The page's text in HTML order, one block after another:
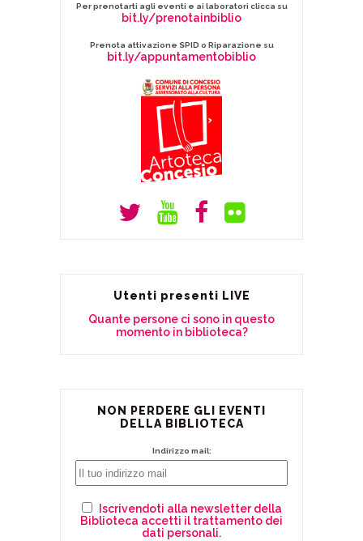
Per prenotarti agli eventi e ai laboratori clicca su
bit.ly/prenotainbiblio
Prenota attivazione SPID o Riparazione su
bit.ly/appuntamentobiblio
Utenti presenti LIVE
Quante persone ci sono in questo
momento in biblioteca?
NON PERDERE GLI EVENTI
DELLA BIBLIOTECA
Indirizzo mail:
Iscrivendoti alla newsletter della
Biblioteca accetti il trattamento dei
dati personali.